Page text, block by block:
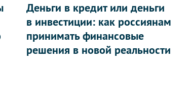
Деньги в кредит или деньги
в инвестиции: как россиянам
принимать финансовые
решения в новой реальности